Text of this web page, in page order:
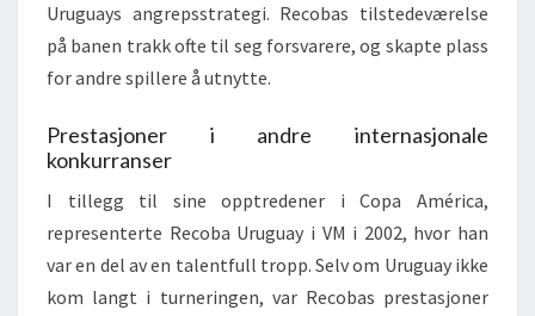
Uruguays angrepsstrategi. Recobas tilstedeværelse
på banen trakk ofte til seg forsvarere, og skapte plass
for andre spillere å utnytte.
Prestasjoner i andre internasjonale
konkurranser
I tillegg til sine opptredener i Copa América,
representerte Recoba Uruguay i VM i 2002, hvor han
var en del av en talentfull tropp. Selv om Uruguay ikke
kom langt i turneringen, var Recobas prestasjoner